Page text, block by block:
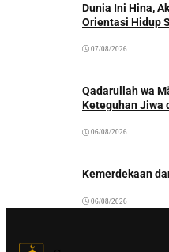
Dunia Ini Hina,
Orientasi Hidup
07/08/2026
Qadarullah wa
Keteguhan Jiwa
06/08/2026
Kemerdekaan
06/08/2026